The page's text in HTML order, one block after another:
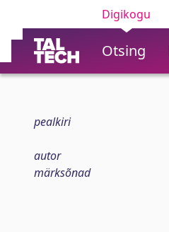
Digikogu
Otsing
pealkiri
autor
märksõnad